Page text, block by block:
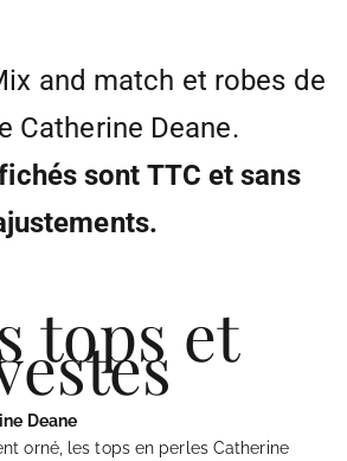
and match et robes de
Catherine Deane.
sont TTC et sans
tops et
Deane
orné, les tops en perles Catherine